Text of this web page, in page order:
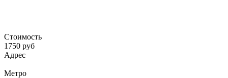
Стоимость
1750 руб
Адрес
Метро